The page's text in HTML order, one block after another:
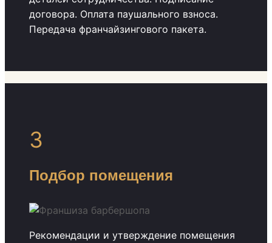
договора. Оплата паушального взноса.
Передача франчайзингового пакета.
3
Подбор помещения
Рекомендации и утверждение помещения